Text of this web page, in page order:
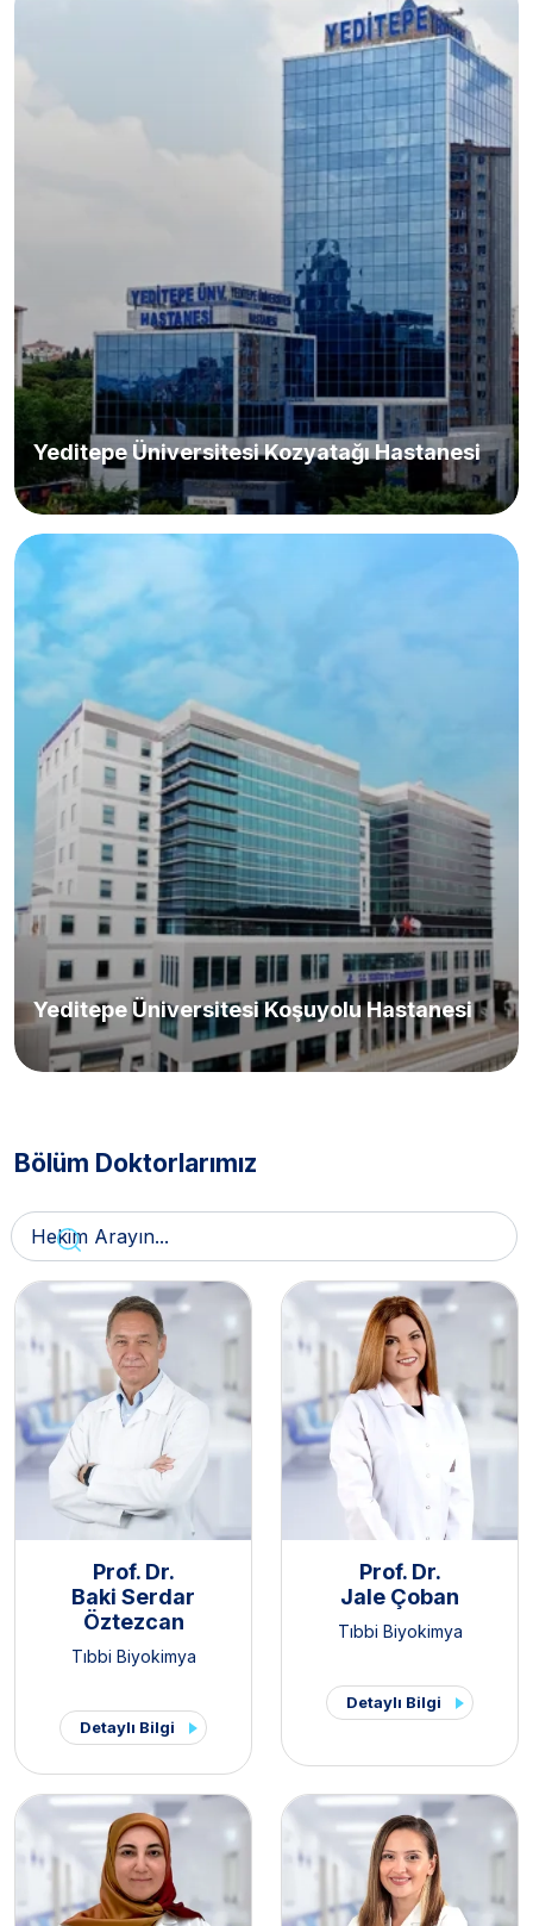
Yeditepe Üniversitesi Kozyatağı Hastanesi
Yeditepe Üniversitesi Koşuyolu Hastanesi
Bölüm Doktorlarımız
Prof. Dr.
Baki Serdar
Öztezcan
Tıbbi Biyokimya
Detaylı Bilgi
Prof. Dr.
Jale Çoban
Tıbbi Biyokimya
Detaylı Bilgi